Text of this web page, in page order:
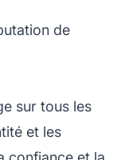
de
sur tous les
et les